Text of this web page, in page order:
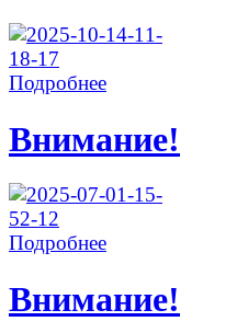
Подробнее
Внимание!
Подробнее
Внимание!